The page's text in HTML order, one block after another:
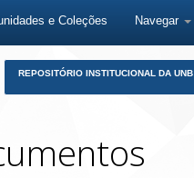
e Coleções Navegar
REPOSITÓRIO INSTITUCIONAL DA UNB